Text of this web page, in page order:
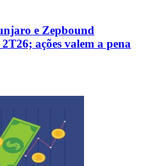
e Zepbound
ações valem a pena